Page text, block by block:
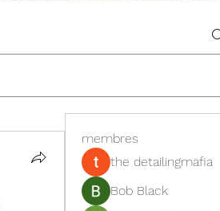
membres
the detailingmafia
Bob Black